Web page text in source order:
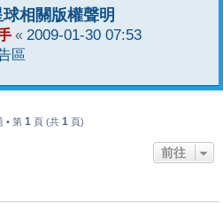
相關版權聲明
« 2009-01-30 07:53
區
• 第 1 頁 (共 1 頁)
前往